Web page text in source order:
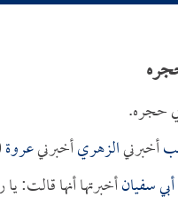
حجره.
أخبرنيالزهريأخبرنيعروة
سفيانأخبرتها أنها قالت: